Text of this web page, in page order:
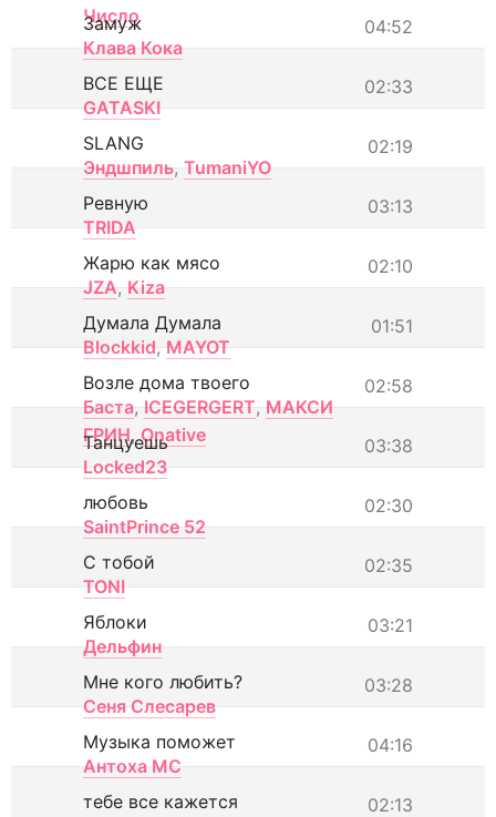
Число
04:52
Замуж
Клава Кока
02:33
ВСЕ ЕЩЕ
GATASKI
02:19
SLANG
Эндшпиль, TumaniYO
03:13
Ревную
TRIDA
02:10
Жарю как мясо
JZA, Kiza
01:51
Думала Думала
Blockkid, MAYOT
02:58
Возле дома твоего
Баста, ICEGERGERT, МАКСИ
ГРИН, Onative 03:38
Танцуешь
Locked23
02:30
любовь
SaintPrince 52
02:35
С тобой
TONI
03:21
Яблоки
Дельфин
03:28
Мне кого любить?
Сеня Слесарев
04:16
Музыка поможет
Антоха МС
02:13
тебе все кажется